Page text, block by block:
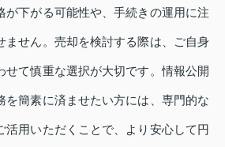
が下がる可能性や、手続きの運用に注
ません。売却を検討する際は、ご自身
せて慎重な選択が大切です。情報公開
を簡素に済ませたい方には、専門的な
活用いただくことで、より安心して円